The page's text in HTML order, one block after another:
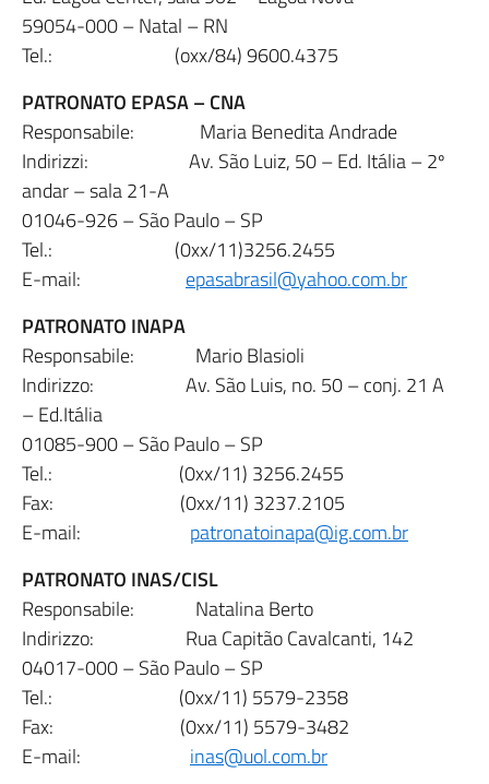
59054-000 – Natal – RN
Tel.: (oxx/84) 9600.4375
PATRONATO EPASA – CNA
Responsabile: Maria Benedita Andrade
Indirizzi: Av. São Luiz, 50 – Ed. Itália – 2º
andar – sala 21-A
01046-926 – São Paulo – SP
Tel.: (0xx/11)3256.2455
E-mail: epasabrasil@yahoo.com.br
PATRONATO INAPA
Responsabile: Mario Blasioli
Indirizzo: Av. São Luis, no. 50 – conj. 21 A
– Ed.Itália
01085-900 – São Paulo – SP
Tel.: (0xx/11) 3256.2455
Fax: (0xx/11) 3237.2105
E-mail: patronatoinapa@ig.com.br
PATRONATO INAS/CISL
Responsabile: Natalina Berto
Indirizzo: Rua Capitão Cavalcanti, 142
04017-000 – São Paulo – SP
Tel.: (0xx/11) 5579-2358
Fax: (0xx/11) 5579-3482
E-mail: inas@uol.com.br